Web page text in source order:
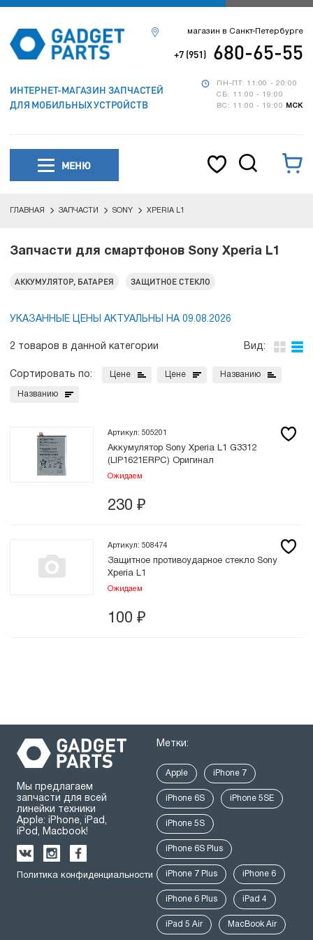
ИНТЕРНЕТ-МАГАЗИН ЗАПЧАСТЕЙ
ДЛЯ МОБИЛЬНЫХ УСТРОЙСТВ
ПН-ПТ: 11:00 - 20:00
СБ: 11:00 - 19:00
ВС: 11:00 - 19:00
МСК
магазин в Санкт-Петербурге
+7 (951) 680-65-55
МЕНЮ
ГЛАВНАЯ ЗАПЧАСТИ SONY XPERIA L1
Запчасти для смартфонов Sony Xperia L1
АККУМУЛЯТОР, БАТАРЕЯ ЗАЩИТНОЕ СТЕКЛО
УКАЗАННЫЕ ЦЕНЫ АКТУАЛЬНЫ НА 09.08.2026
2 товаров в данной категории Вид:
Сортировать по: Цене Цене Названию
Названию
Артикул: 505201
Аккумулятор Sony Xperia L1 G3312
(LIP1621ERPC) Оригинал
Ожидаем
230 ₽
Артикул: 508474
Защитное противоударное стекло Sony
Xperia L1
Ожидаем
100 ₽
Мы предлагаем
запчасти для всей
линейки техники
Apple: iPhone, iPad,
iPod, Macbook!
Политика конфиденциальности
Метки:
Apple iPhone 7
iPhone 6S iPhone 5SE
iPhone 5S
iPhone 6S Plus
iPhone 7 Plus iPhone 6
iPhone 6 Plus iPad 4
iPad 5 Air MacBook Air